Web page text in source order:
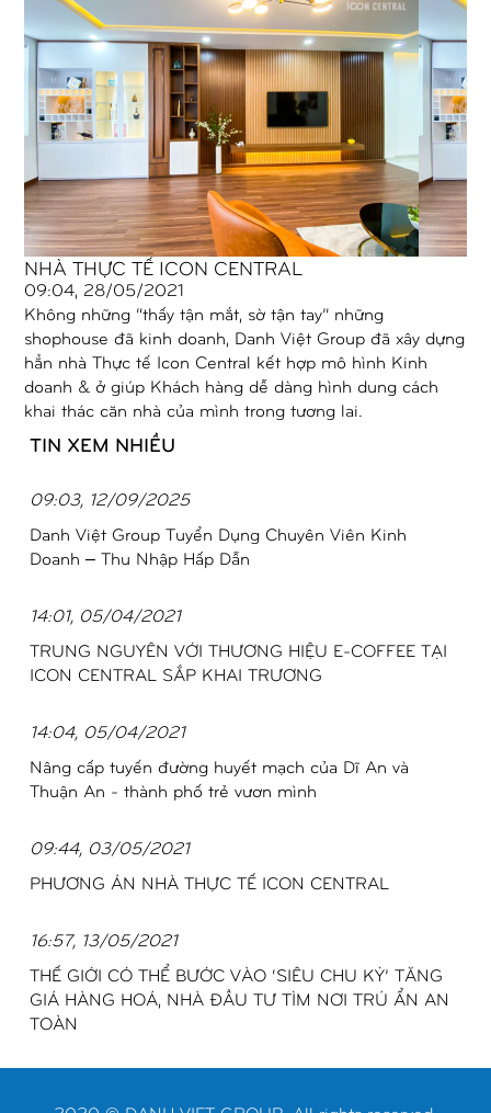
NHÀ THỰC TẾ ICON CENTRAL
09:04, 28/05/2021
Không những “thấy tận mắt, sờ tận tay” những
shophouse đã kinh doanh, Danh Việt Group đã xây dựng
hẳn nhà Thực tế Icon Central kết hợp mô hình Kinh
doanh & ở giúp Khách hàng dễ dàng hình dung cách
khai thác căn nhà của mình trong tương lai.
TIN XEM NHIỀU
09:03, 12/09/2025
Danh Việt Group Tuyển Dụng Chuyên Viên Kinh
Doanh – Thu Nhập Hấp Dẫn
14:01, 05/04/2021
TRUNG NGUYÊN VỚI THƯƠNG HIỆU E-COFFEE TẠI
ICON CENTRAL SẮP KHAI TRƯƠNG
14:04, 05/04/2021
Nâng cấp tuyến đường huyết mạch của Dĩ An và
Thuận An - thành phố trẻ vươn mình
09:44, 03/05/2021
PHƯƠNG ÁN NHÀ THỰC TẾ ICON CENTRAL
16:57, 13/05/2021
THẾ GIỚI CÓ THỂ BƯỚC VÀO ‘SIÊU CHU KỲ’ TĂNG
GIÁ HÀNG HOÁ, NHÀ ĐẦU TƯ TÌM NƠI TRÚ ẨN AN
TOÀN